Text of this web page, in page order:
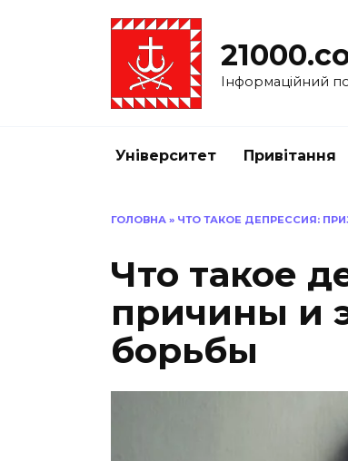
Інформаційний
Університет Привітання
ГОЛОВНА » ЧТО ТАКОЕ ДЕПРЕССИЯ:
Что такое
причины и
борьбы